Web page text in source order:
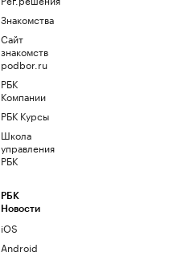
Знакомства
Сайт
знакомств
podbor.ru
РБК
Компании
РБК Курсы
Школа
управления
РБК
РБК
Новости
iOS
Android